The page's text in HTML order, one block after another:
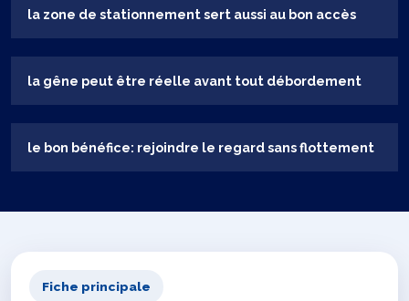
la zone de stationnement sert aussi au bon accès
la gêne peut être réelle avant tout débordement
le bon bénéfice: rejoindre le regard sans flottement
Fiche principale